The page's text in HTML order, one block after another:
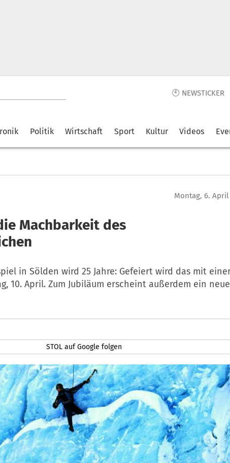
🕙 NEWSTICKER
Politik Wirtschaft Sport Kultur Videos
Montag, 6. April
Machbarkeit des
in Sölden wird 25 Jahre: Gefeiert wird das mit
10. April. Zum Jubiläum erscheint außerdem ein
STOL auf Google folgen